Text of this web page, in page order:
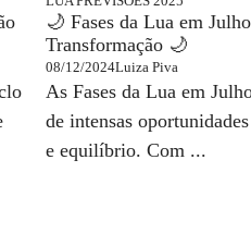
🌙 Fases da Lua em
Transformação 🌙
08/12/2024Luiza Piva
As Fases da Lua em
de intensas
e equilíbrio. Com ...